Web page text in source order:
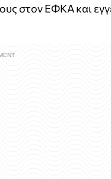
στον ΕΦΚΑ και